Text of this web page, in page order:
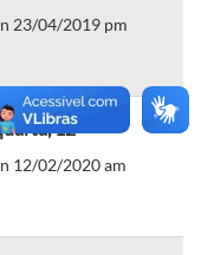
23/04/2019 pm
12
12/02/2020 am